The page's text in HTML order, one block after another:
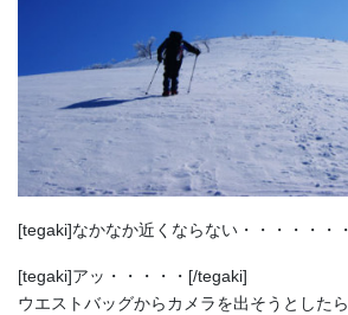
[tegaki]なかなか近くならない・・・・・・
[tegaki]アッ・・・・・[/tegaki]
ウエストバッグからカメラを出そうとしたら